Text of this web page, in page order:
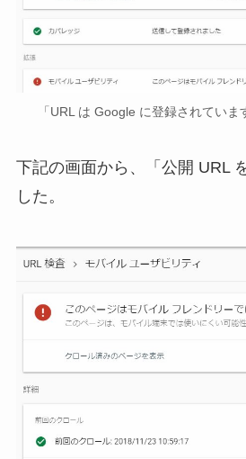
「URL は Google に登録されていま
下記の画面から、「公開 URL
した。